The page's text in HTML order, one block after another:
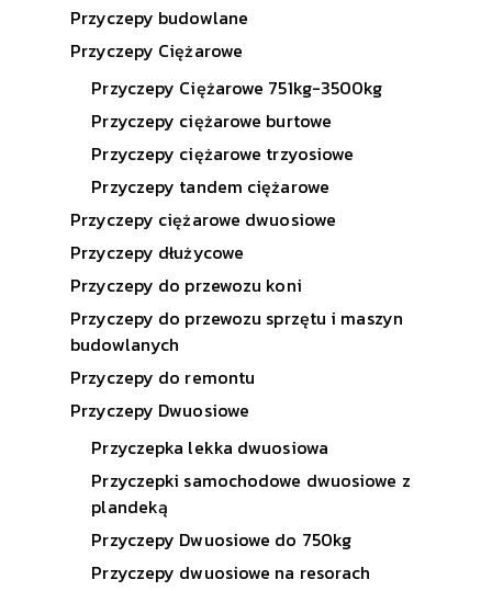
Przyczepy budowlane
Przyczepy Ciężarowe
Przyczepy Ciężarowe 751kg-3500kg
Przyczepy ciężarowe burtowe
Przyczepy ciężarowe trzyosiowe
Przyczepy tandem ciężarowe
Przyczepy ciężarowe dwuosiowe
Przyczepy dłużycowe
Przyczepy do przewozu koni
Przyczepy do przewozu sprzętu i maszyn
budowlanych
Przyczepy do remontu
Przyczepy Dwuosiowe
Przyczepka lekka dwuosiowa
Przyczepki samochodowe dwuosiowe z
plandeką
Przyczepy Dwuosiowe do 750kg
Przyczepy dwuosiowe na resorach